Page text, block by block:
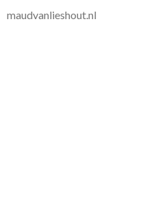
a
maudvanlieshout.nl